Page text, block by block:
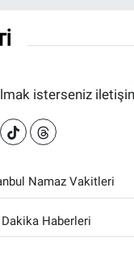
isterseniz
Namaz Vakitleri
Haberleri